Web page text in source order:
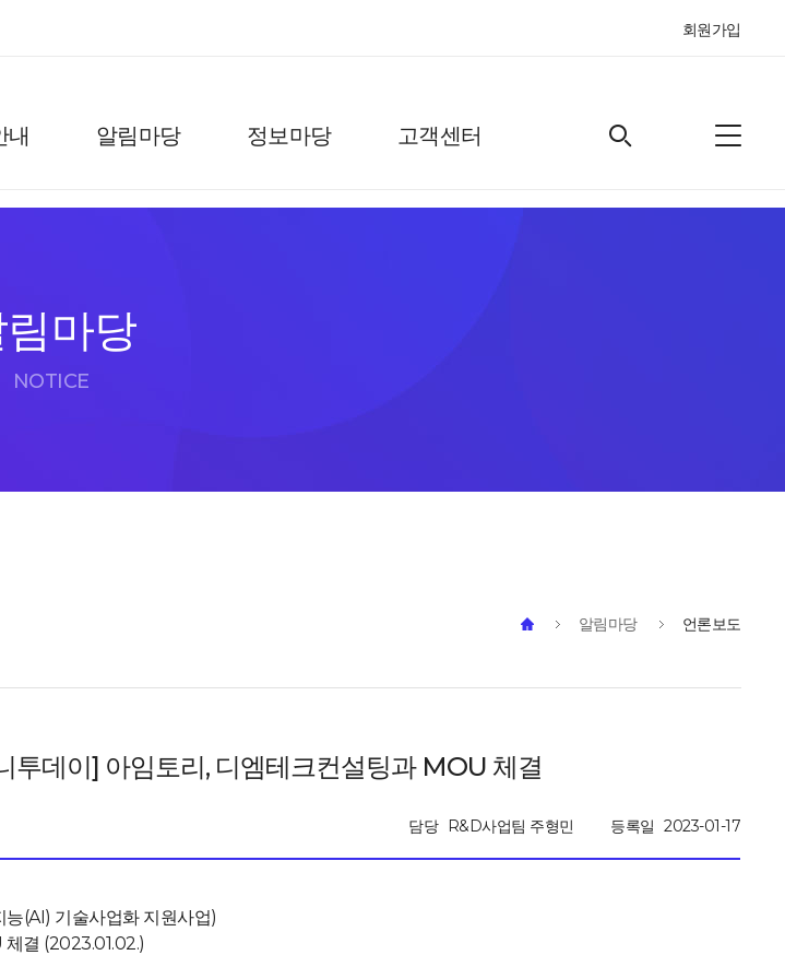
회원가입
내 알림마당 정보마당 고객센터
마당
NOTICE
알림마당 언론보도
투데이] 아임토리, 디엠테크컨설팅과 MOU 체결
담당 R&D사업팀 주형민 등록일 2023-01-17
(AI) 기술사업화 지원사업)
결 (2023.01.02.)